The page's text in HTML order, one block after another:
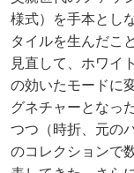
様式）を手本とし
タイルを生んだこ
見直して、ホワイ
の効いたモードに
グネチャーとなっ
つつ（時折、元の
のコレクションで